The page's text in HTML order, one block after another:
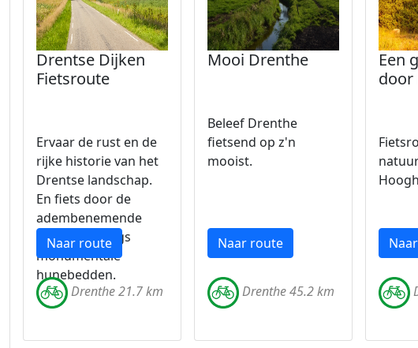
Drentse Dijken
Fietsroute
Ervaar de rust en de
rijke historie van het
Drentse landschap.
En fiets door de
adembenemende
natuur en langs
monumentale
hunebedden.
Naar route
Drenthe 21.7 km
Mooi Drenthe
Beleef Drenthe
fietsend op z'n
mooist.
Naar route
Drenthe 45.2 km
Een
door